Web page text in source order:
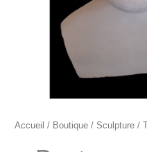
Accueil / Boutique / Sculpture /